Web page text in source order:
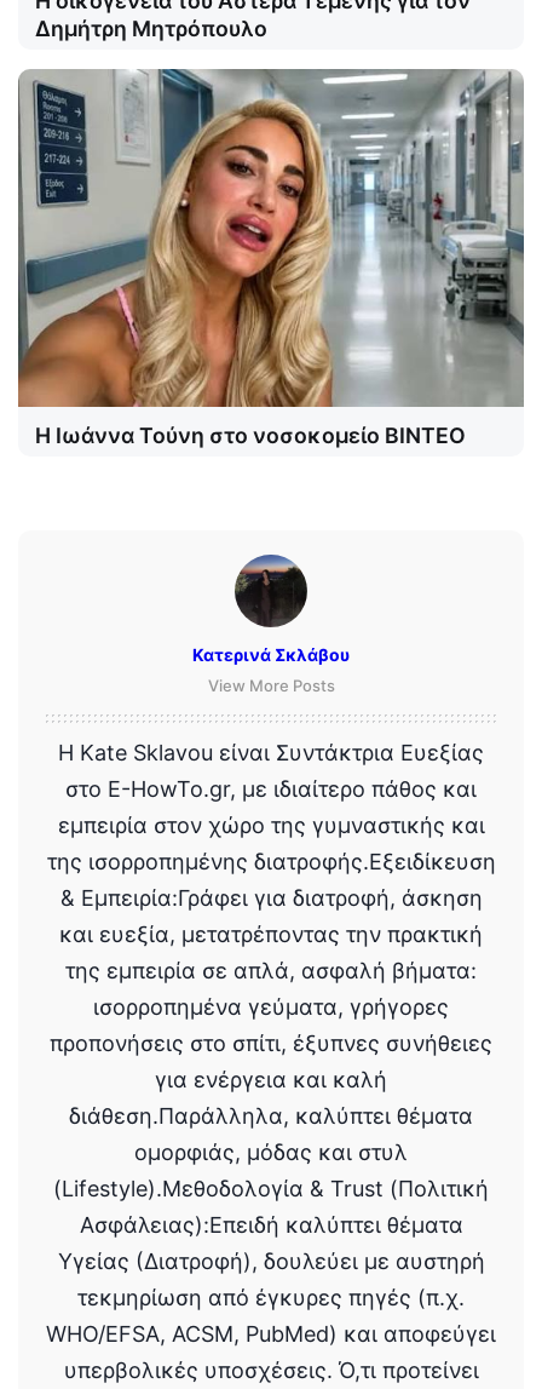
Δημήτρη Μητρόπουλο
Η Ιωάννα Τούνη στο νοσοκομείο ΒΙΝΤΕΟ
Κατερινά Σκλάβου
View More Posts
Η Kate Sklavou είναι Συντάκτρια Ευεξίας
στο E-HowTo.gr, με ιδιαίτερο πάθος και
εμπειρία στον χώρο της γυμναστικής και
της ισορροπημένης διατροφής.Εξειδίκευση
& Εμπειρία:Γράφει για διατροφή, άσκηση
και ευεξία, μετατρέποντας την πρακτική
της εμπειρία σε απλά, ασφαλή βήματα:
ισορροπημένα γεύματα, γρήγορες
προπονήσεις στο σπίτι, έξυπνες συνήθειες
για ενέργεια και καλή
διάθεση.Παράλληλα, καλύπτει θέματα
ομορφιάς, μόδας και στυλ
(Lifestyle).Μεθοδολογία & Trust (Πολιτική
Ασφάλειας):Επειδή καλύπτει θέματα
Υγείας (Διατροφή), δουλεύει με αυστηρή
τεκμηρίωση από έγκυρες πηγές (π.χ.
WHO/EFSA, ACSM, PubMed) και αποφεύγει
υπερβολικές υποσχέσεις. Ό,τι προτείνει